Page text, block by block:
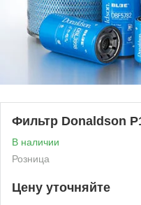
Фильтр Donaldson
В наличии
Розница
Цену уточняйте